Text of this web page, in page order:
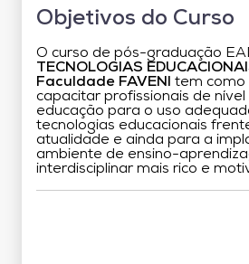
Objetivos do Curso
O curso de pós-graduação
TECNOLOGIAS
Faculdade FAVENI
tem como
capacitar profissionais de
educação para o uso
tecnologias educacionais
atualidade e ainda para a
ambiente de ensino-
interdisciplinar mais rico e